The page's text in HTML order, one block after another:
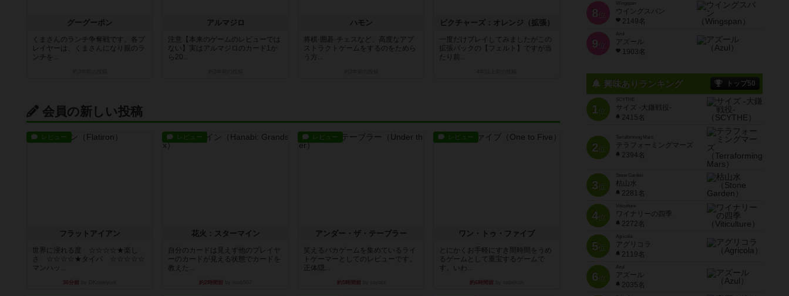
グーグーポン
くまさんのランチ争奪戦です。各プ
レイヤーは、くまさんになり親のラ
ンチを...
アルマジロ
注意【本来のゲームのレビューでは
ない】実はアルマジロのカード1か
ら20...
ハモン
将棋·囲碁·チェスなど、高度なアブ
ストラクトゲームをするのをためら
う方...
ピクチャーズ：オレンジ（拡張）
一度だけプレイしてみましたがこの
拡張パックの【フェルト】ですが当
たり前...
会員の新しい投稿
レビュー
フラットアイアン
世界に浸れる度 ☆☆☆☆★楽し
さ ☆☆☆☆★タイパ ☆☆☆☆☆
マンハッ...
36分前
レビュー
花火：スターマイン
自分のカードは見えず他のプレイヤ
ーのカードが見える状態でカードを
教えた...
約2時間前
レビュー
アンダー・ザ・テーブラー
笑えるバカゲームを集めているライ
トゲーマーとしてのレビューです。
正体隠...
約5時間前
レビュー
ワン・トゥ・ファイブ
とにかくお手軽にすき間時間をうめ
るゲームとして重宝するゲームで
す。いわ...
約6時間前
8 位
Wingspan
ウイングスパン
2149名
9 位
Azul
アズール
1903名
興味ありランキング トップ50
1位
SCYTHE
サイズ -大鎌戦役-
2415名
2位
Terraforming Mars
テラフォーミングマーズ
2394名
3位
Stone Garden
枯山水
2281名
4位
Viticulture
ワイナリーの四季
2272名
5位
Agricola
アグリコラ
2119名
6位
Azul
アズール
2035名